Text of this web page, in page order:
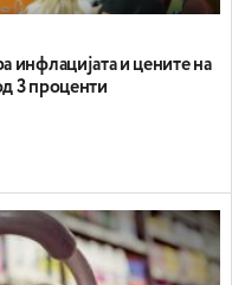
инфлацијата и цените на
3 проценти